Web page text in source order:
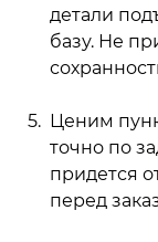
детали
базу. Не
Ценим
точно по
придется
перед